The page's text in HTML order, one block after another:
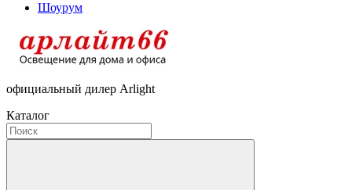
Шоурум
официальный дилер Arlight
Каталог